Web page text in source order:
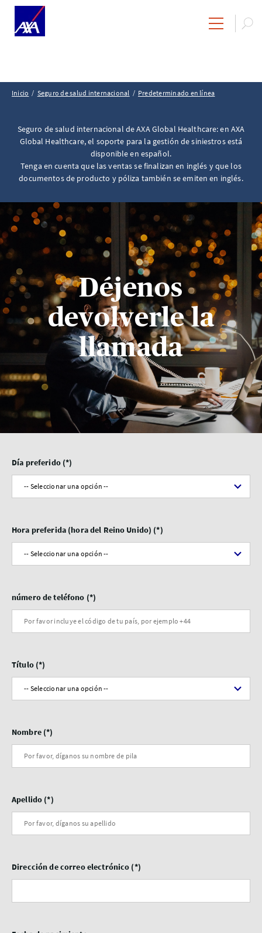
Inicio Seguro de salud internacional Predeterminado en línea
Seguro de salud internacional de AXA Global Healthcare: en AXA
Global Healthcare, el soporte para la gestión de siniestros está
disponible en español.
Tenga en cuenta que las ventas se finalizan en inglés y que los
documentos de producto y póliza también se emiten en inglés.
Déjenos
devolverle la
llamada
Día preferido
Hora preferida (hora del Reino Unido)
número de teléfono
Título
Nombre
Apellido
Dirección de correo electrónico